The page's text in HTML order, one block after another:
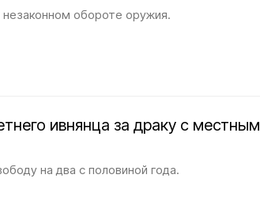
обороте оружия.
ивнянца за драку с местным
на два с половиной года.